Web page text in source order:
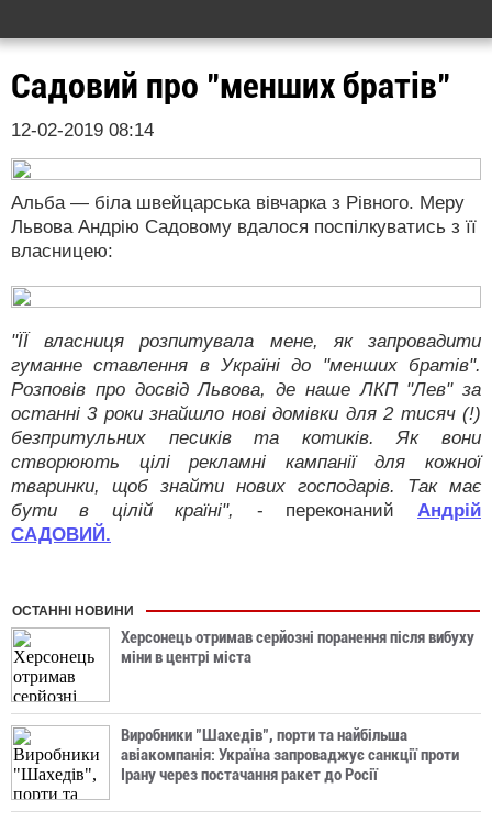
Садовий про "менших братів"
12-02-2019 08:14
Альба — біла швейцарська вівчарка з Рівного. Меру
Львова Андрію Садовому вдалося поспілкуватись з її
власницею:
"ЇЇ власниця розпитувала мене, як запровадити
гуманне ставлення в Україні до "менших братів".
Розповів про досвід Львова, де наше ЛКП "Лев" за
останні 3 роки знайшло нові домівки для 2 тисяч (!)
безпритульних песиків та котиків. Як вони
створюють цілі рекламні кампанії для кожної
тваринки, щоб знайти нових господарів. Так має
бути в цілій країні",
- переконаний Андрій
САДОВИЙ.
ОСТАННІ НОВИНИ
Херсонець отримав серйозні поранення після вибуху
міни в центрі міста
Виробники "Шахедів", порти та найбільша
авіакомпанія: Україна запроваджує санкції проти
Ірану через постачання ракет до Росії